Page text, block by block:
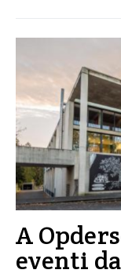
A
eventi